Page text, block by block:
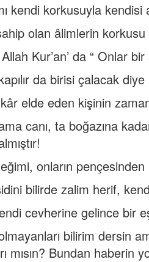
kendi korkusuyla kendisi
olan âlimlerin
Kur’an’ da “ Onlar
da birisi çalacak
elde eden kişinin
canı, ta boğazına
onların pençesinden
bilirde zalim herif,
cevherine gelince bir
bilirim dersin
mısın? Bundan haberin